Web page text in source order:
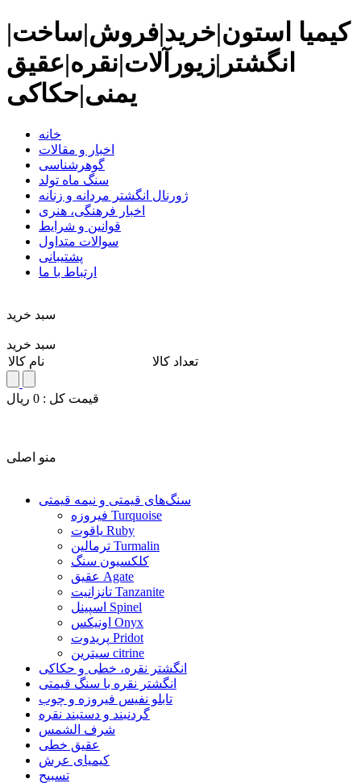
کیمیا استون|خرید|فروش|ساخت|
انگشتر|زیورآلات|نقره|عقیق
یمنی|حکاکی
خانه
اخبار و مقالات
گوهرشناسی
سنگ ماه تولد
ژورنال انگشتر مردانه و زنانه
اخبار فرهنگی، هنری
قوانین و شرایط
سوالات متداول
پشتیبانی
ارتباط با ما
سبد خريد
سبد خرید
نام کالا
تعداد کالا
قيمت کل : 0 ريال
منو اصلی
سنگ‌های قیمتی و نیمه قیمتی
فیروزه Turquoise
یاقوت Ruby
ترمالین Turmalin
کلکسیون سنگ
عقیق Agate
تانزانیت Tanzanite
اسپینل Spinel
اونیکس Onyx
پریدوت Pridot
سیترین citrine
انگشتر نقره، خطی و حکاکی
انگشتر نقره با سنگ قیمتی
تابلو نفیس فیروزه و چوب
گردنبند و دستبند نقره
شرف الشمس
عقیق خطی
کیمیای عرش
تسبیح